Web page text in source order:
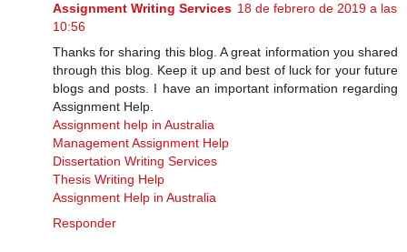
Assignment Writing Services 18 de febrero de 2019 a las
10:56
Thanks for sharing this blog. A great information you shared
through this blog. Keep it up and best of luck for your future
blogs and posts. I have an important information regarding
Assignment Help.
Assignment help in Australia
Management Assignment Help
Dissertation Writing Services
Thesis Writing Help
Assignment Help in Australia
Responder